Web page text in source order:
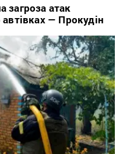
загроза атак
— Прокудін